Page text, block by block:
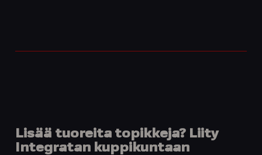
Lisää tuoreita topikkeja? Liity
Integratan kuppikuntaan